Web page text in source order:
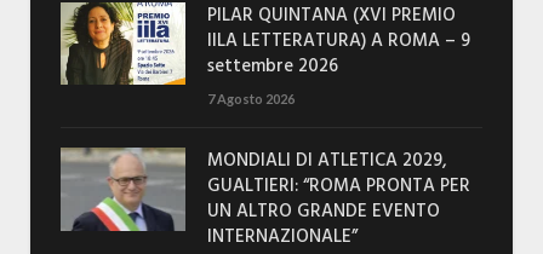
PILAR QUINTANA (XVI PREMIO
IILA LETTERATURA) A ROMA – 9
settembre 2026
7 Agosto 2026
MONDIALI DI ATLETICA 2029,
GUALTIERI: “ROMA PRONTA PER
UN ALTRO GRANDE EVENTO
INTERNAZIONALE”